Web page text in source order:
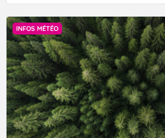
INFOS MÉTÉO